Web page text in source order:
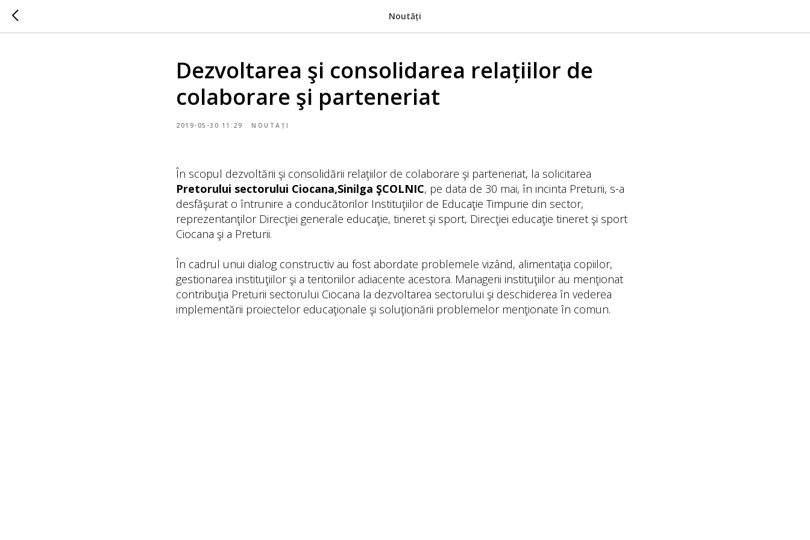
Noutăți
Dezvoltarea şi consolidarea relațiilor de
colaborare şi parteneriat
2019-05-30 11:29 NOUTAȚI
În scopul dezvoltării şi consolidării relaţiilor de colaborare şi parteneriat, la solicitarea
Pretorului sectorului Ciocana,Sinilga ŞCOLNIC, pe data de 30 mai, în incinta Preturii, s-a
desfăşurat o întrunire a conducătorilor Instituţiilor de Educaţie Timpurie din sector,
reprezentanţilor Direcţiei generale educaţie, tineret şi sport, Direcţiei educaţie tineret şi sport
Ciocana şi a Preturii.
În cadrul unui dialog constructiv au fost abordate problemele vizând, alimentaţia copiilor,
gestionarea instituţiilor şi a teritoriilor adiacente acestora. Managerii instituţiilor au menţionat
contribuţia Preturii sectorului Ciocana la dezvoltarea sectorului şi deschiderea în vederea
implementării proiectelor educaţionale şi soluţionării problemelor menţionate în comun.